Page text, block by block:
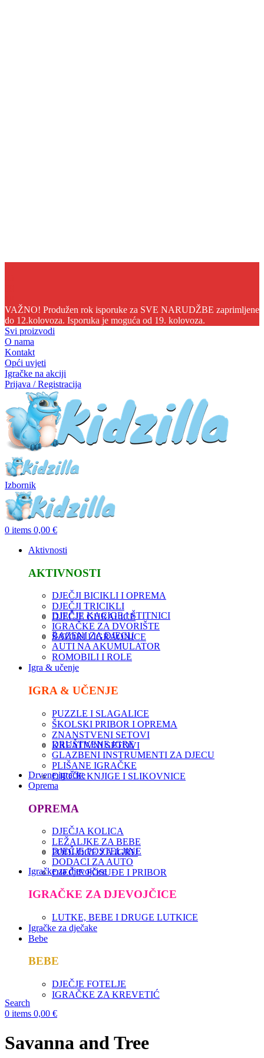
VAŽNO! Produžen rok isporuke za SVE NARUDŽBE zaprimljene
do 12.kolovoza. Isporuka je moguća od 19. kolovoza.
Svi proizvodi
O nama
Kontakt
Opći uvjeti
Igračke na akciji
Prijava / Registracija
Izbornik
0 items 0,00 €
Aktivnosti
AKTIVNOSTI
DJEČJI BICIKLI I OPREMA
DJEČJI TRICIKLI
DJEČJE GURALICE
DJEČJE KACIGE I ŠTITNICI
IGRAČKE ZA DVORIŠTE
ŠATORI I IGRAONICE
BAZENI ZA DJECU
AUTI NA AKUMULATOR
ROMOBILI I ROLE
Igra & učenje
IGRA & UČENJE
PUZZLE I SLAGALICE
ŠKOLSKI PRIBOR I OPREMA
ZNANSTVENI SETOVI
KREATIVNI SETOVI
DRUŠTVENE IGRE
GLAZBENI INSTRUMENTI ZA DJECU
PLIŠANE IGRAČKE
DJEČJE KNJIGE I SLIKOVNICE
Drvene igračke
Oprema
OPREMA
DJEČJA KOLICA
LEŽALJKE ZA BEBE
PODLOGE ZA IGRU
DJEČJE POSTELJINE
DODACI ZA AUTO
DJEČJE POSUĐE I PRIBOR
Igračke za djevojčice
IGRAČKE ZA DJEVOJČICE
LUTKE, BEBE I DRUGE LUTKICE
Igračke za dječake
Bebe
BEBE
DJEČJE FOTELJE
IGRAČKE ZA KREVETIĆ
Search
0 items 0,00 €
Savanna and Tree